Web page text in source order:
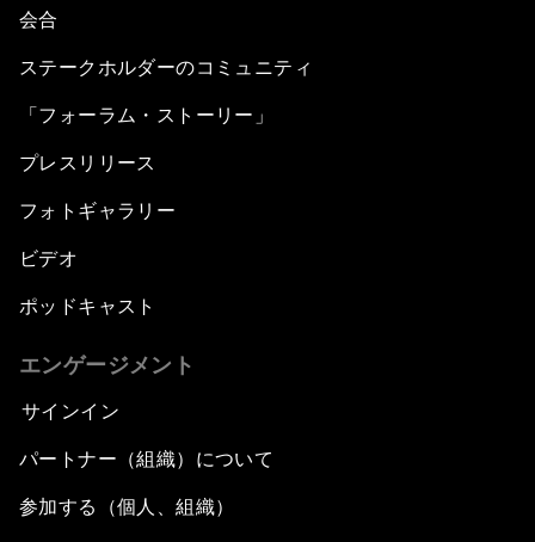
会合
ステークホルダーのコミュニティ
「フォーラム・ストーリー」
プレスリリース
フォトギャラリー
ビデオ
ポッドキャスト
エンゲージメント
サインイン
パートナー（組織）について
参加する（個人、組織）